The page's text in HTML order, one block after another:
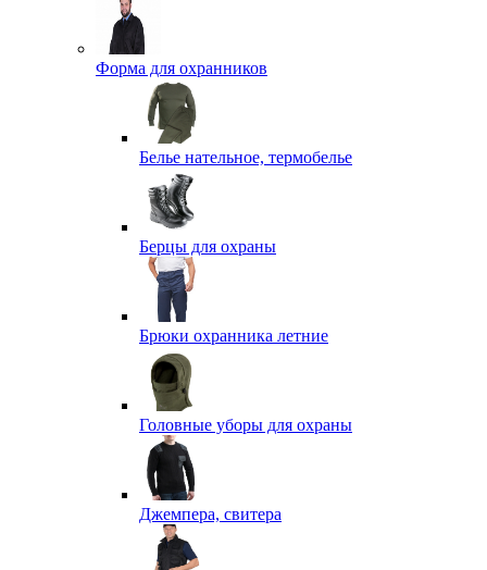
Форма для охранников
Белье нательное, термобелье
Берцы для охраны
Брюки охранника летние
Головные уборы для охраны
Джемпера, свитера